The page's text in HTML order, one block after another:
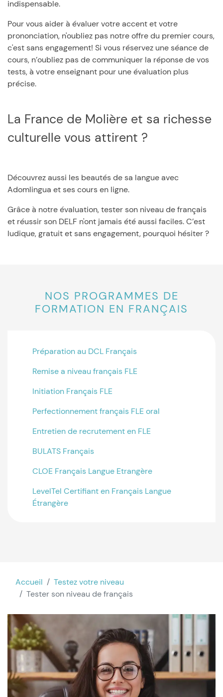
indispensable.
Pour vous aider à évaluer votre accent et votre
prononciation, n'oubliez pas notre offre du premier cours,
c'est sans engagement! Si vous réservez une séance de
cours, n’oubliez pas de communiquer la réponse de vos
tests, à votre enseignant pour une évaluation plus
précise.
La France de Molière et sa richesse
culturelle vous attirent ?
Découvrez aussi les beautés de sa langue avec
Adomlingua et ses cours en ligne.
Grâce à notre évaluation, tester son niveau de français
et réussir son DELF n'ont jamais été aussi faciles. C’est
ludique, gratuit et sans engagement, pourquoi hésiter ?
NOS PROGRAMMES DE
FORMATION EN FRANÇAIS
Préparation au DCL Français
Remise a niveau français FLE
Initiation Français FLE
Perfectionnement français FLE oral
Entretien de recrutement en FLE
BULATS Français
CLOE Français Langue Etrangère
LevelTel Certifiant en Français Langue
Étrangère
Accueil
Testez votre niveau
Tester son niveau de français